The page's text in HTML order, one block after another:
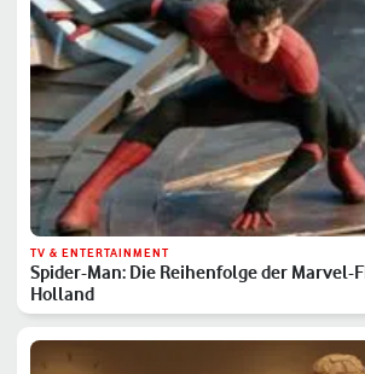
TV & ENTERTAINMENT
Spider-Man: Die Reihenfolge der Marvel-
Holland